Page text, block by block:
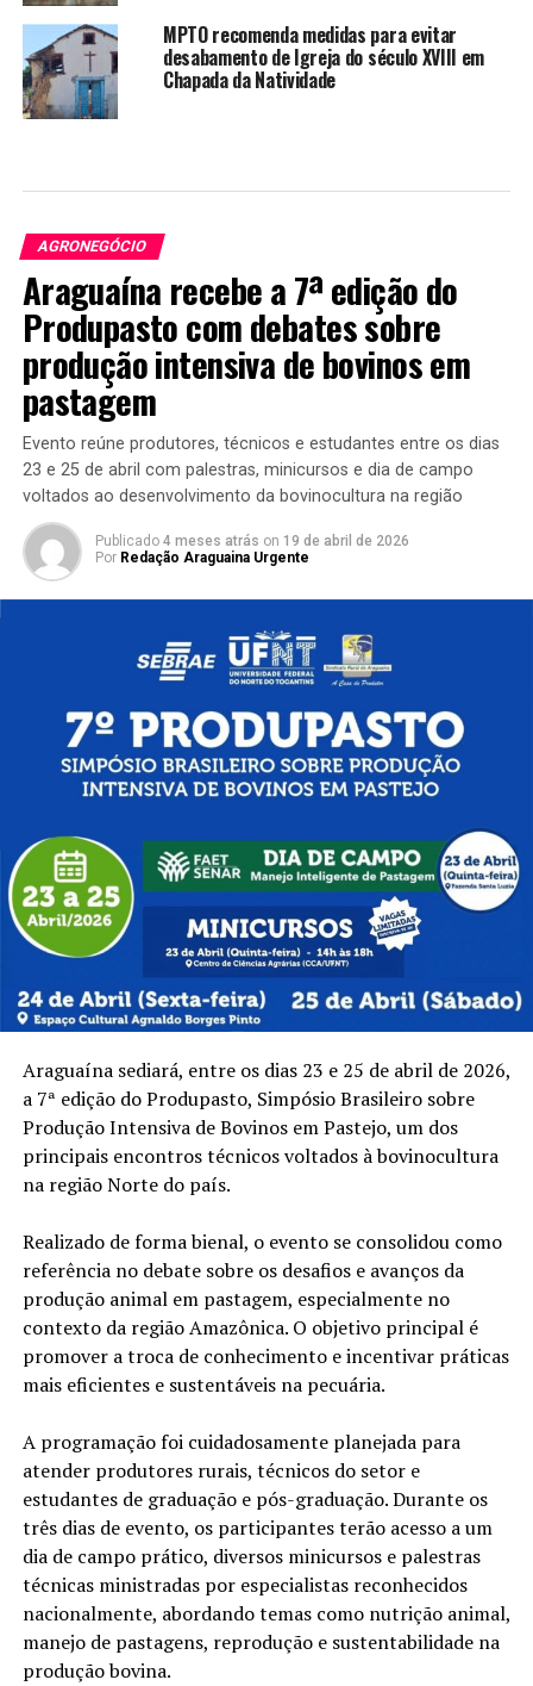
MPTO recomenda medidas para evitar
desabamento de Igreja do século XVIII em
Chapada da Natividade
AGRONEGÓCIO
Araguaína recebe a 7ª edição do
Produpasto com debates sobre
produção intensiva de bovinos em
pastagem
Evento reúne produtores, técnicos e estudantes entre os dias
23 e 25 de abril com palestras, minicursos e dia de campo
voltados ao desenvolvimento da bovinocultura na região
Publicado 4 meses atrás on 19 de abril de 2026
Por Redação Araguaina Urgente
Araguaína sediará, entre os dias 23 e 25 de abril de 2026,
a 7ª edição do Produpasto, Simpósio Brasileiro sobre
Produção Intensiva de Bovinos em Pastejo, um dos
principais encontros técnicos voltados à bovinocultura
na região Norte do país.
Realizado de forma bienal, o evento se consolidou como
referência no debate sobre os desafios e avanços da
produção animal em pastagem, especialmente no
contexto da região Amazônica. O objetivo principal é
promover a troca de conhecimento e incentivar práticas
mais eficientes e sustentáveis na pecuária.
A programação foi cuidadosamente planejada para
atender produtores rurais, técnicos do setor e
estudantes de graduação e pós-graduação. Durante os
três dias de evento, os participantes terão acesso a um
dia de campo prático, diversos minicursos e palestras
técnicas ministradas por especialistas reconhecidos
nacionalmente, abordando temas como nutrição animal,
manejo de pastagens, reprodução e sustentabilidade na
produção bovina.